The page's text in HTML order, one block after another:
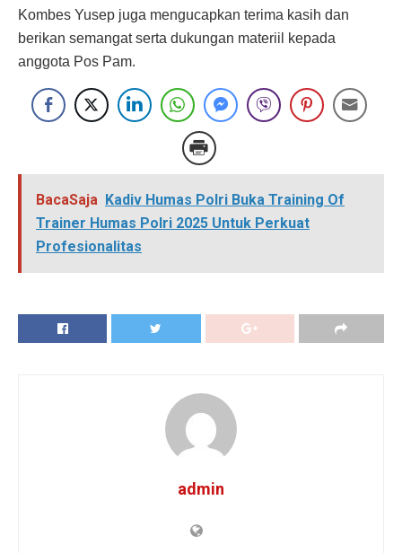
Kombes Yusep juga mengucapkan terima kasih dan
berikan semangat serta dukungan materiil kepada
anggota Pos Pam.
BacaSaja Kadiv Humas Polri Buka Training Of
Trainer Humas Polri 2025 Untuk Perkuat
Profesionalitas
admin